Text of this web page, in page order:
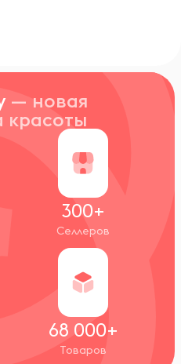
— новая
красоты
300+
Селлеров
68 000+
Товаров